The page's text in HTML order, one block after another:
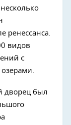
ренессанса.
видов
с
дворец был